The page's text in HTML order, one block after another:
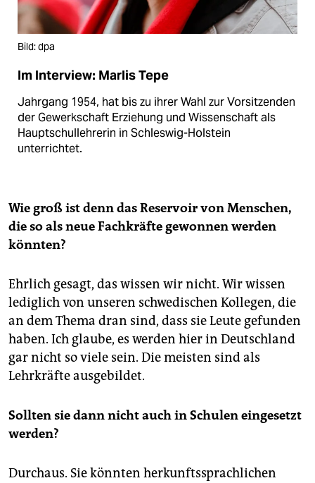
Bild: dpa
Im Interview: Marlis Tepe
Jahrgang 1954, hat bis zu ihrer Wahl zur Vorsitzenden
der Gewerkschaft Erziehung und Wissenschaft als
Hauptschullehrerin in Schleswig-Holstein
unterrichtet.
Wie groß ist denn das Reservoir von Menschen,
die so als neue Fachkräfte gewonnen werden
könnten?
Ehrlich gesagt, das wissen wir nicht. Wir wissen
lediglich von unseren schwedischen Kollegen, die
an dem Thema dran sind, dass sie Leute gefunden
haben. Ich glaube, es werden hier in Deutschland
gar nicht so viele sein. Die meisten sind als
Lehrkräfte ausgebildet.
Sollten sie dann nicht auch in Schulen eingesetzt
werden?
Durchaus. Sie könnten herkunftssprachlichen